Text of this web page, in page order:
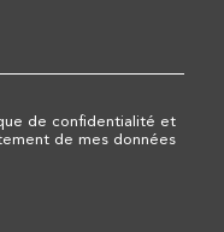
de confidentialité et
de mes données